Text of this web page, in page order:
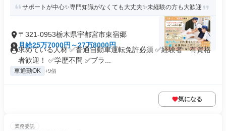
サポートが中心✨専門知識がなくても大丈夫✨未経験の方も大歓迎
〒321-0953栃木県宇都宮市東宿郷
月給25万7000円～27万8000円
求めている人材 ✅普通自動車運転免許必須 ✅経験者・有資格
者歓迎！ ✅学歴不問 ✅ブラ...
車通勤OK +9個
気になる
業務委託